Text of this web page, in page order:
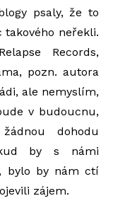
psaly, že to
takového neřekli.
Records,
pozn. autora
ale nemyslím,
v budoucnu,
dohodu
by s námi
bylo by nám ctí
zájem.